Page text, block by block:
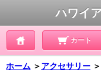
ハワイ
カート
ホーム ＞ アクセサリー ＞